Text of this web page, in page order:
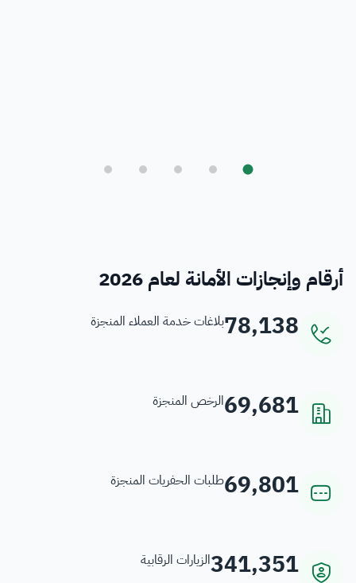
أرقام وإنجازات الأمانة لعام 2026
78,138بلاغات خدمة العملاء المنجزة
69,681الرخص المنجزة
69,801طلبات الحفريات المنجزة
341,351الزيارات الرقابية